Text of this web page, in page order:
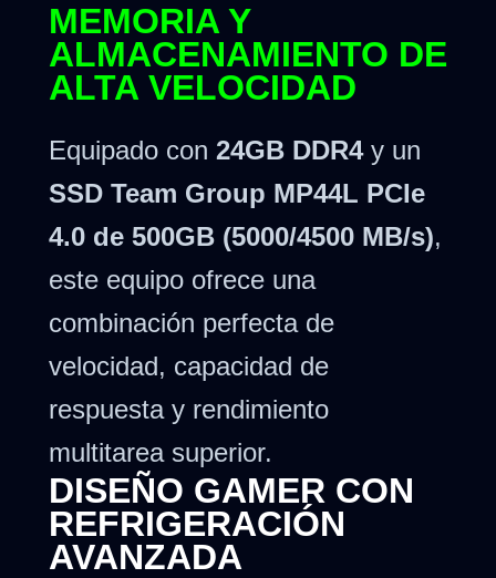
MEMORIA Y
ALMACENAMIENTO DE
ALTA VELOCIDAD
Equipado con 24GB DDR4y un
SSD Team Group MP44L PCIe
4.0 de 500GB (5000/4500 MB/s),
este equipo ofrece una
combinación perfecta de
velocidad, capacidad de
respuesta y rendimiento
multitarea superior.
DISEÑO GAMER CON
REFRIGERACIÓN
AVANZADA